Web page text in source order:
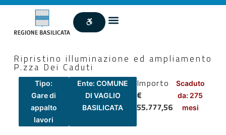
Ripristino illuminazione ed ampliamento
P.zza Dei Caduti
Tipo:
Gare di
appalto
lavori
Ente: COMUNE
DI VAGLIO
BASILICATA
Importo
€
55.777,56
Scaduto
da: 275
mesi